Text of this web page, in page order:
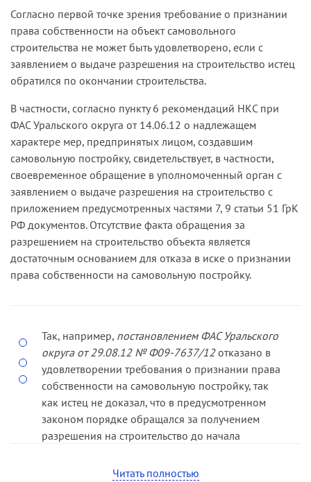
Согласно первой точке зрения требование о признании
права собственности на объект самовольного
строительства не может быть удовлетворено, если с
заявлением о выдаче разрешения на строительство истец
обратился по окончании строительства.
В частности, согласно пункту 6 рекомендаций НКС при
ФАС Ураль­ского округа от 14.06.12 о надлежащем
характере мер, предприня­тых лицом, создавшим
самовольную постройку, свидетельствует, в частности,
своевременное обращение в уполномоченный орган с
заявлением о выдаче разрешения на строительство с
приложе­нием предусмотренных частями 7, 9 статьи 51 ГрК
РФ документов. Отсутствие факта обращения за
разрешением на строительство объекта является
достаточным основанием для отказа в иске о признании
права собственности на самовольную постройку.
Так, например, постановлением ФАС Уральского
округа от 29.08.12 № Ф09-­7637/12отказано в
удовлетворении требования о признании права
собственности на самовольную постройку, так
как истец не доказал, что в предусмотренном
законом порядке обращался за получением
разрешения на строительство до начала
но не получил со­ ответствующее разрешение по
Читать полностью